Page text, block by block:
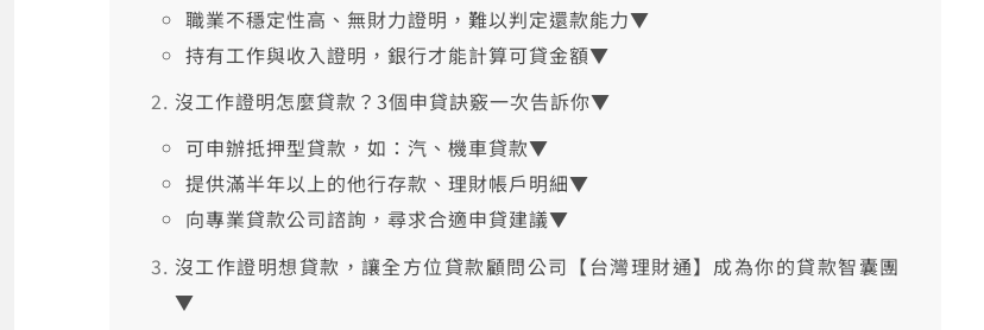
職業不穩定性高、無財力證明，難以判定還款能力▼
持有工作與收入證明，銀行才能計算可貸金額▼
沒工作證明怎麼貸款？3個申貸訣竅一次告訴你▼
可申辦抵押型貸款，如：汽、機車貸款▼
提供滿半年以上的他行存款、理財帳戶明細▼
向專業貸款公司諮詢，尋求合適申貸建議▼
沒工作證明想貸款，讓全方位貸款顧問公司【台灣理財通】成為你的貸款智囊團
▼